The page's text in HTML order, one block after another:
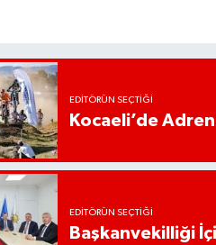
EDITÖRÜN SEÇTIĞI
Kocaeli’de
EDITÖRÜN SEÇTIĞI
Başkanvekilliği